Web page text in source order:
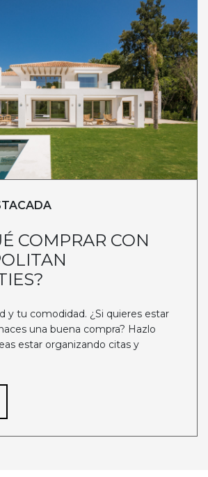
COMPRAR CON
y tu comodidad. ¿Si quieres estar
una buena compra? Hazlo
estar organizando citas y